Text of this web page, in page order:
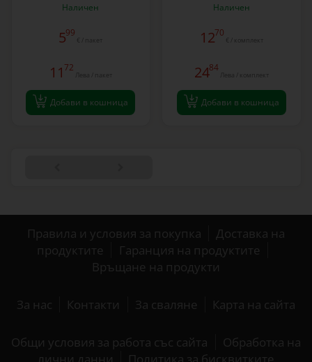
Наличен
599
€ / пакет
11 72
Лева / пакет
Добави в кошница
Наличен
1270
€ / комплект
2484
Лева / комплект
Добави в кошница
Правила и условия за покупка
Доставка на
продуктите
Гаранция на продуктите
Връщане на продукти
За нас Контакти За сваляне Карта на сайта
Общи условия за работа със сайта
Обработка на
лични данни
Политика за бисквитките